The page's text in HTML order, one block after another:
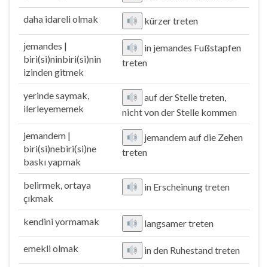
daha idareli olmak kürzer treten
jemandes |
biri(si)ninbiri(si)nin
izinden gitmek
in jemandes Fußstapfen
treten
yerinde saymak,
ilerleyememek
auf der Stelle treten,
nicht von der Stelle kommen
jemandem |
biri(si)nebiri(si)ne
baskı yapmak
jemandem auf die Zehen
treten
belirmek, ortaya
çıkmak
in Erscheinung treten
kendini yormamak langsamer treten
emekli olmak in den Ruhestand treten